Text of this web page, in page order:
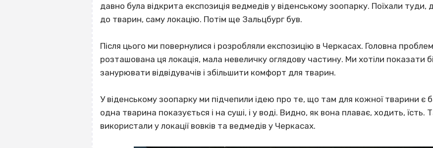
давно була відкрита експозиція ведмедів у віденському зоопарку. Поїхали
до тварин, саму локацію. Потім ще Зальцбург був.
Після цього ми повернулися і розробляли експозицію в Черкасах. Головна
розташована ця локація, мала невеличку оглядову частину. Ми хотіли показати
занурювати відвідувачів і збільшити комфорт для тварин.
У віденському зоопарку ми підчепили ідею про те, що там для кожної тварини є
одна тварина показується і на суші, і у воді. Видно, як вона плаває, ходить,
використали у локації вовків та ведмедів у Черкасах.